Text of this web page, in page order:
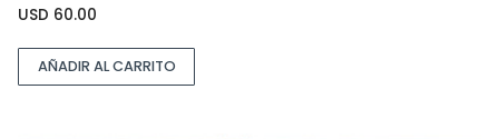
USD 60.00
AÑADIR AL CARRITO